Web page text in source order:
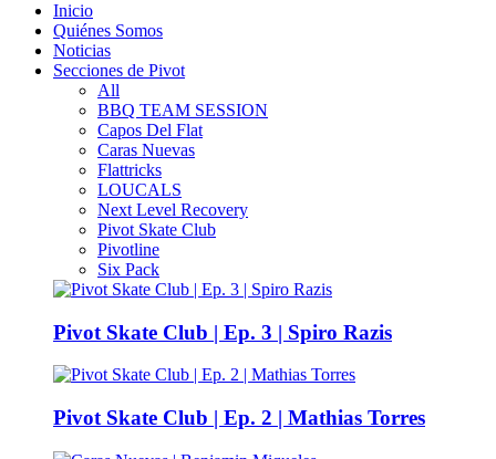
Inicio
Quiénes Somos
Noticias
Secciones de Pivot
All
BBQ TEAM SESSION
Capos Del Flat
Caras Nuevas
Flattricks
LOUCALS
Next Level Recovery
Pivot Skate Club
Pivotline
Six Pack
Pivot Skate Club | Ep. 3 | Spiro Razis
Pivot Skate Club | Ep. 2 | Mathias Torres